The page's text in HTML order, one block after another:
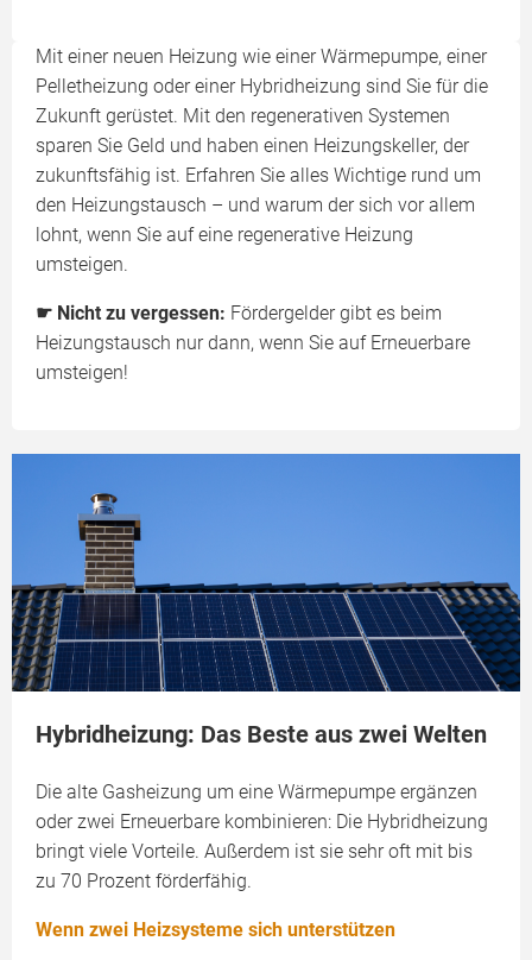
Mit einer neuen Heizung wie einer Wärmepumpe, einer
Pelletheizung oder einer Hybridheizung sind Sie für die
Zukunft gerüstet. Mit den regenerativen Systemen
sparen Sie Geld und haben einen Heizungskeller, der
zukunftsfähig ist. Erfahren Sie alles Wichtige rund um
den Heizungstausch – und warum der sich vor allem
lohnt, wenn Sie auf eine regenerative Heizung
umsteigen.
☛ Nicht zu vergessen: Fördergelder gibt es beim
Heizungstausch nur dann, wenn Sie auf Erneuerbare
umsteigen!
Hybridheizung: Das Beste aus zwei Welten
Die alte Gasheizung um eine Wärmepumpe ergänzen
oder zwei Erneuerbare kombinieren: Die Hybridheizung
bringt viele Vorteile. Außerdem ist sie sehr oft mit bis
zu 70 Prozent förderfähig.
Wenn zwei Heizsysteme sich unterstützen